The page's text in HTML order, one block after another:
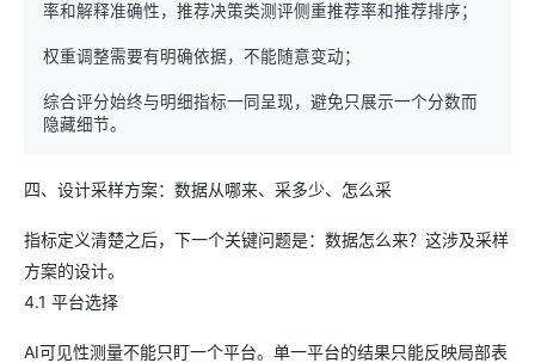
率和解释准确性，推荐决策类测评侧重推荐率和推荐排序；
权重调整需要有明确依据，不能随意变动；
综合评分始终与明细指标一同呈现，避免只展示一个分数而
四、设计采样方案：数据从哪来、采多少、怎么采
指标定义清楚之后，下一个关键问题是：数据怎么来？这涉及采样
方案的设计。
4.1 平台选择
AI可见性测量不能只盯一个平台。单一平台的结果只能反映局部表